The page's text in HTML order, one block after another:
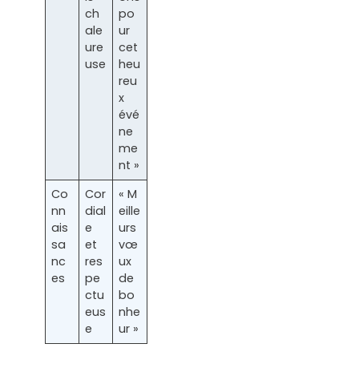
ch
ale
ure
use
po
ur
cet
heu
reu
x
évé
ne
me
nt »
Co
nn
ais
sa
nc
es
Cor
dial
e
et
res
pe
ctu
eus
e
« M
eille
urs
vœ
ux
de
bo
nhe
ur »